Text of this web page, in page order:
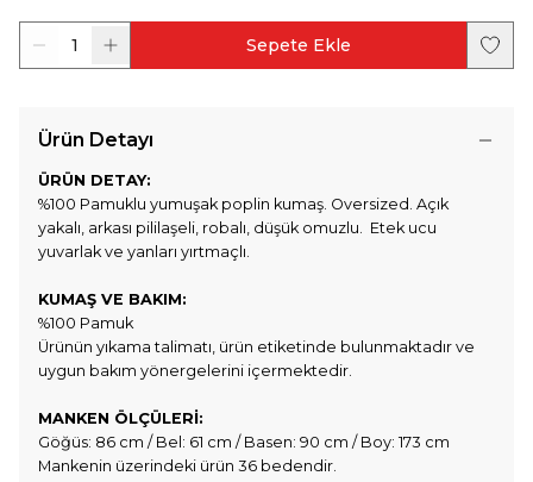
1 Sepete Ekle
Ürün Detayı
ÜRÜN DETAY:
%100 Pamuklu yumuşak poplin kumaş. Oversized. Açık
yakalı, arkası pililaşeli, robalı, düşük omuzlu. Etek ucu
yuvarlak ve yanları yırtmaçlı.
KUMAŞ VE BAKIM:
%100 Pamuk
Ürünün yıkama talimatı, ürün etiketinde bulunmaktadır ve
uygun bakım yönergelerini içermektedir.
MANKEN ÖLÇÜLERİ:
Göğüs: 86 cm / Bel: 61 cm / Basen: 90 cm / Boy: 173 cm
Mankenin üzerindeki ürün 36 bedendir.